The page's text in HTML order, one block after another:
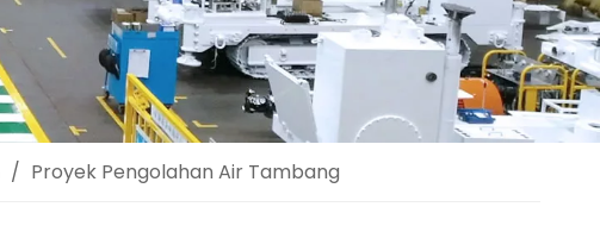
/ Proyek Pengolahan Air Tambang